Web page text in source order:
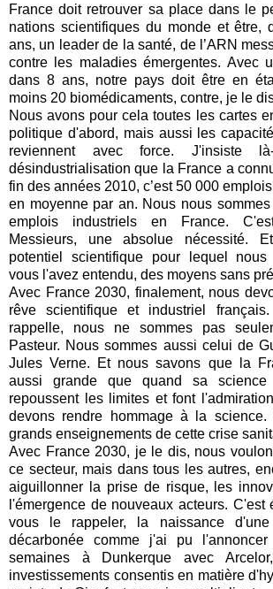
France doit retrouver sa place dans le
nations scientifiques du monde et être,
ans, un leader de la santé, de l’ARN
contre les maladies émergentes. Avec
dans 8 ans, notre pays doit être en
moins 20 biomédicaments, contre, je le
Nous avons pour cela toutes les cartes
politique d'abord, mais aussi les
reviennent avec force. J'insiste
désindustrialisation que la France a
fin des années 2010, c’est 50 000
en moyenne par an. Nous nous
emplois industriels en France.
Messieurs, une absolue nécessité.
potentiel scientifique pour lequel nous
vous l'avez entendu, des moyens sans
Avec France 2030, finalement, nous
rêve scientifique et industriel
rappelle, nous ne sommes pas
Pasteur. Nous sommes aussi celui de
Jules Verne. Et nous savons que la
aussi grande que quand sa
repoussent les limites et font
devons rendre hommage à la
grands enseignements de cette crise
Avec France 2030, je le dis, nous
ce secteur, mais dans tous les autres,
aiguillonner la prise de risque, les
l'émergence de nouveaux acteurs. C'est
vous le rappeler, la naissance d'une
décarbonée comme j'ai pu
semaines à Dunkerque avec
investissements consentis en matière